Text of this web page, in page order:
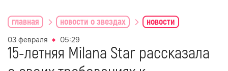
главная новости о звездах новости
03 февраля 05:29
15-летняя Milana Star рассказала